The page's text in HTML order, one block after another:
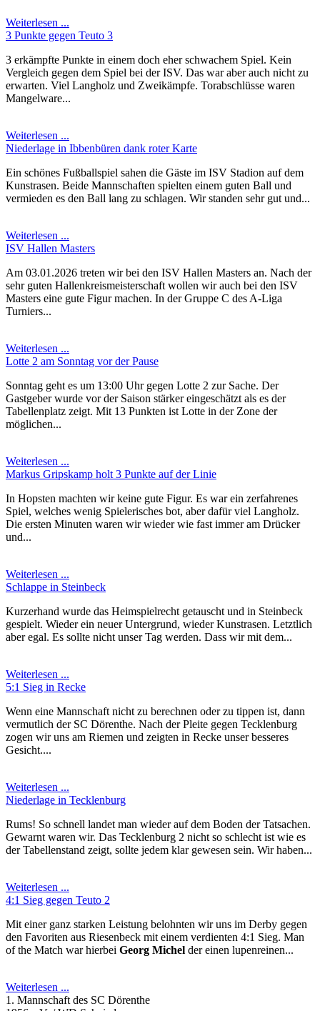
Weiterlesen ...
3 Punkte gegen Teuto 3
3 erkämpfte Punkte in einem doch eher schwachem Spiel. Kein
Vergleich gegen dem Spiel bei der ISV. Das war aber auch nicht zu
erwarten. Viel Langholz und Zweikämpfe. Torabschlüsse waren
Mangelware...
Weiterlesen ...
Niederlage in Ibbenbüren dank roter Karte
Ein schönes Fußballspiel sahen die Gäste im ISV Stadion auf dem
Kunstrasen. Beide Mannschaften spielten einem guten Ball und
vermieden es den Ball lang zu schlagen. Wir standen sehr gut und...
Weiterlesen ...
ISV Hallen Masters
Am 03.01.2026 treten wir bei den ISV Hallen Masters an. Nach der
sehr guten Hallenkreismeisterschaft wollen wir auch bei den ISV
Masters eine gute Figur machen. In der Gruppe C des A-Liga
Turniers...
Weiterlesen ...
Lotte 2 am Sonntag vor der Pause
Sonntag geht es um 13:00 Uhr gegen Lotte 2 zur Sache. Der
Gastgeber wurde vor der Saison stärker eingeschätzt als es der
Tabellenplatz zeigt. Mit 13 Punkten ist Lotte in der Zone der
möglichen...
Weiterlesen ...
Markus Gripskamp holt 3 Punkte auf der Linie
In Hopsten machten wir keine gute Figur. Es war ein zerfahrenes
Spiel, welches wenig Spielerisches bot, aber dafür viel Langholz.
Die ersten Minuten waren wir wieder wie fast immer am Drücker
und...
Weiterlesen ...
Schlappe in Steinbeck
Kurzerhand wurde das Heimspielrecht getauscht und in Steinbeck
gespielt. Wieder ein neuer Untergrund, wieder Kunstrasen. Letztlich
aber egal. Es sollte nicht unser Tag werden. Dass wir mit dem...
Weiterlesen ...
5:1 Sieg in Recke
Wenn eine Mannschaft nicht zu berechnen oder zu tippen ist, dann
vermutlich der SC Dörenthe. Nach der Pleite gegen Tecklenburg
zogen wir uns am Riemen und zeigten in Recke unser besseres
Gesicht....
Weiterlesen ...
Niederlage in Tecklenburg
Rums! So schnell landet man wieder auf dem Boden der Tatsachen.
Gewarnt waren wir. Das Tecklenburg 2 nicht so schlecht ist wie es
der Tabellenstand zeigt, sollte jedem klar gewesen sein. Wir haben...
Weiterlesen ...
4:1 Sieg gegen Teuto 2
Mit einer ganz starken Leistung belohnten wir uns im Derby gegen
den Favoriten aus Riesenbeck mit einem verdienten 4:1 Sieg. Man
of the Match war hierbei Georg Michel der einen lupenreinen...
Weiterlesen ...
1. Mannschaft des SC Dörenthe